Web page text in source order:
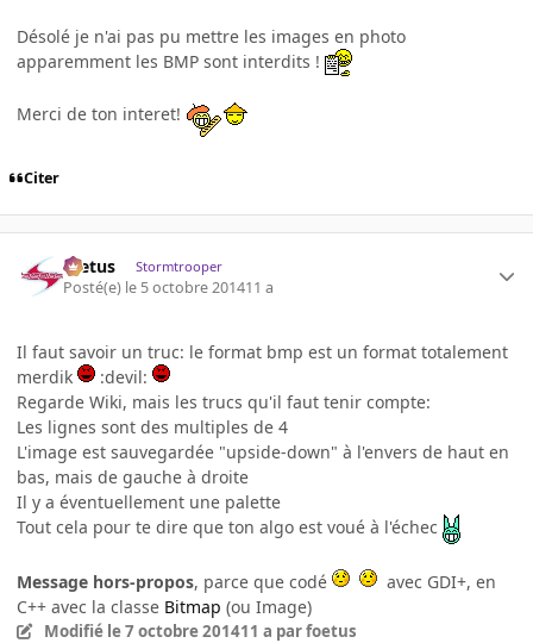
Désolé je n'ai pas pu mettre les images en photo
apparemment les BMP sont interdits !
Merci de ton interet!
Citer
foetus Stormtrooper
Posté(e) le 5 octobre 201411 a
Il faut savoir un truc: le format bmp est un format totalement
merdik
:devil:
Regarde Wiki, mais les trucs qu'il faut tenir compte:
Les lignes sont des multiples de 4
L'image est sauvegardée "upside-down" à l'envers de haut en
bas, mais de gauche à droite
Il y a éventuellement une palette
Tout cela pour te dire que ton algo est voué à l'échec
Message hors-propos, parce que codé
avec GDI+, en
C++ avec la classe Bitmap (ou Image)
Modifié le 7 octobre 201411 a par foetus